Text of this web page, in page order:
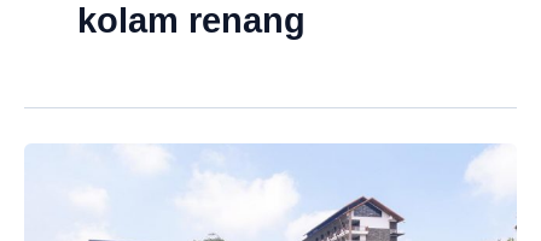
kolam renang